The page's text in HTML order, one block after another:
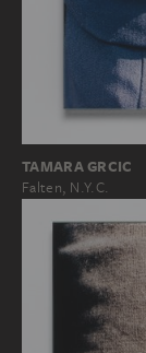
TAMARA GRCIC
Falten, N.Y.C.